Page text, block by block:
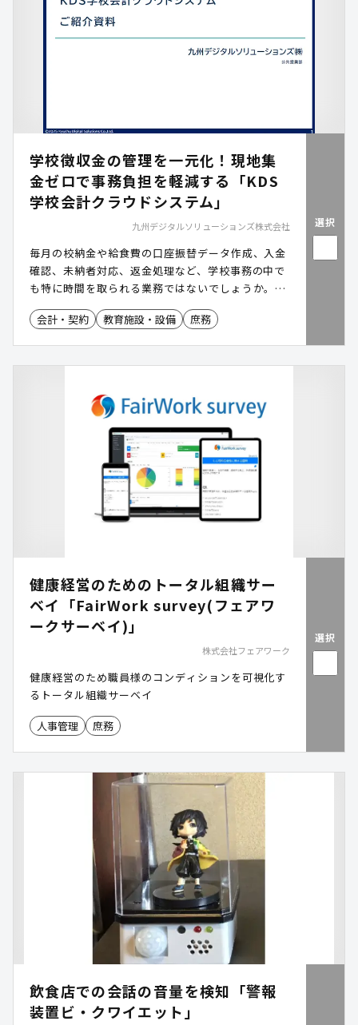
学校徴収金の管理を一元化！現地集
金ゼロで事務負担を軽減する「KDS
学校会計クラウドシステム」
九州デジタルソリューションズ株式会社
毎月の校納金や給食費の口座振替データ作成、入金
確認、未納者対応、返金処理など、学校事務の中で
も特に時間を取られる業務ではないでしょうか。
「KDS学校会計クラウドシステム」は、これらの業
務をクラウドで一元管理できるサービスです。現金
会計・契約 教育施設・設備 庶務
選択
健康経営のためのトータル組織サー
ベイ「FairWork survey(フェアワ
ークサーベイ)」
株式会社フェアワーク
健康経営のため職員様のコンディションを可視化す
るトータル組織サーベイ
人事管理 庶務
選択
飲食店での会話の音量を検知「警報
装置ビ・クワイエット」